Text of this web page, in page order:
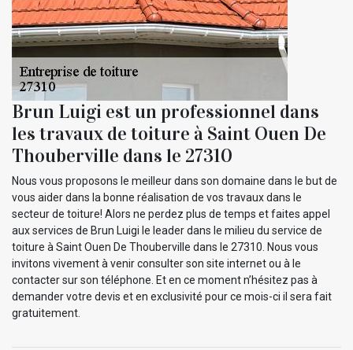
Brun Luigi est un professionnel dans
les travaux de toiture à Saint Ouen De
Thouberville dans le 27310
Nous vous proposons le meilleur dans son domaine dans le but de
vous aider dans la bonne réalisation de vos travaux dans le
secteur de toiture! Alors ne perdez plus de temps et faites appel
aux services de Brun Luigi le leader dans le milieu du service de
toiture à Saint Ouen De Thouberville dans le 27310. Nous vous
invitons vivement à venir consulter son site internet ou à le
contacter sur son téléphone. Et en ce moment n’hésitez pas à
demander votre devis et en exclusivité pour ce mois-ci il sera fait
gratuitement.